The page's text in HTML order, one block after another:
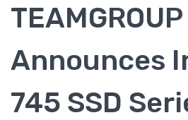
TEAMGROUP
Announces
745 SSD